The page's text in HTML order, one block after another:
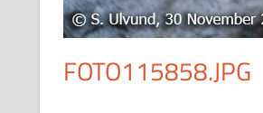
FOTO115858.JPG